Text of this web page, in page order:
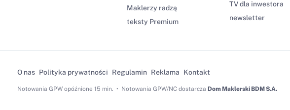
Maklerzy radzą
teksty Premium
TV dla inwestora
newsletter
O nas Polityka prywatności Regulamin Reklama Kontakt
Notowania GPWopóźnione 15 min. Notowania GPW/NC dostarcza Dom Maklerski BDM S.A.